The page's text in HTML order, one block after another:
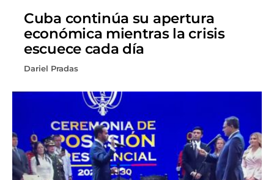
Cuba continúa su apertura
económica mientras la crisis
escuece cada día
Dariel Pradas